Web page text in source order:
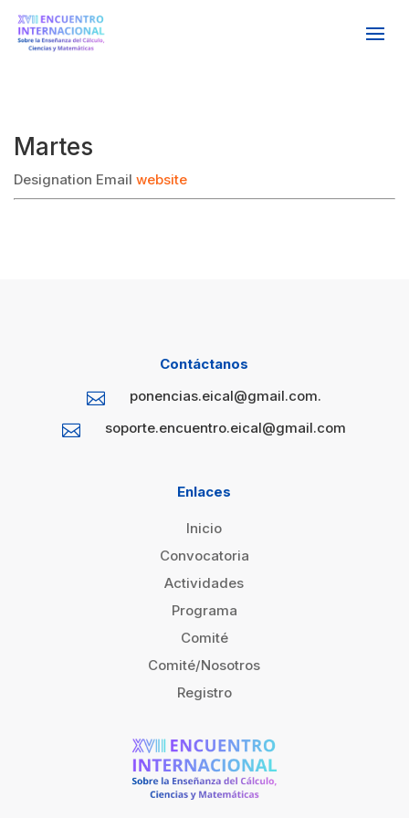
Martes
Designation Email website
Contáctanos
 ponencias.eical@gmail.com.
 soporte.encuentro.eical@gmail.com
Enlaces
Inicio
Convocatoria
Actividades
Programa
Comité
Comité/Nosotros
Registro